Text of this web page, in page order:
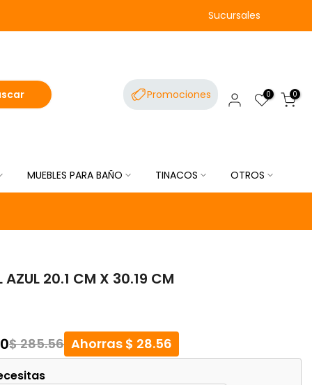
Sucursales
Promociones 0 0
MUEBLES PARA BAÑO TINACOS OTROS
AZUL 20.1 CM X 30.19 CM
$ 285.56 Ahorras $ 28.56